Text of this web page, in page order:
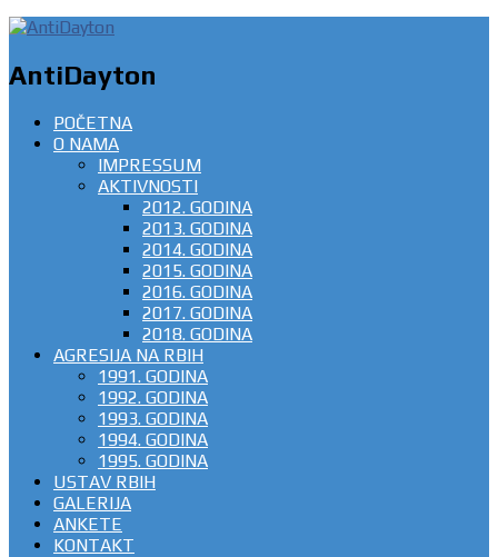
AntiDayton
POČETNA
O NAMA
IMPRESSUM
AKTIVNOSTI
2012. GODINA
2013. GODINA
2014. GODINA
2015. GODINA
2016. GODINA
2017. GODINA
2018. GODINA
AGRESIJA NA RBIH
1991. GODINA
1992. GODINA
1993. GODINA
1994. GODINA
1995. GODINA
USTAV RBIH
GALERIJA
ANKETE
KONTAKT